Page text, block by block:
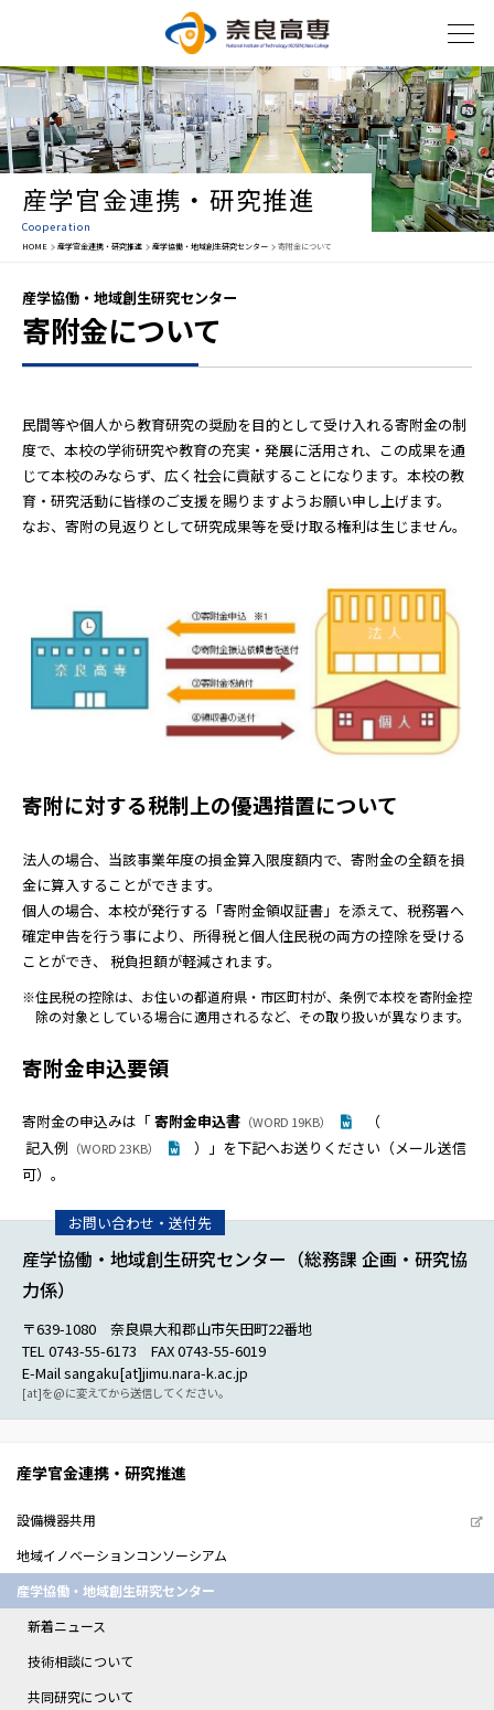
産学官金連携・研究推進
Cooperation
HOME 産学官金連携・研究推進 産学協働・地域創生研究センター 寄附金について
産学協働・地域創生研究センター
寄附金について
民間等や個人から教育研究の奨励を目的として受け入れる寄附金の制
度で、本校の学術研究や教育の充実・発展に活用され、この成果を通
じて本校のみならず、広く社会に貢献することになります。本校の教
育・研究活動に皆様のご支援を賜りますようお願い申し上げます。
なお、寄附の見返りとして研究成果等を受け取る権利は生じません。
寄附に対する税制上の優遇措置について
法人の場合、当該事業年度の損金算入限度額内で、寄附金の全額を損
金に算入することができます。
個人の場合、本校が発行する「寄附金領収証書」を添えて、税務署へ
確定申告を行う事により、所得税と個人住民税の両方の控除を受ける
ことができ、 税負担額が軽減されます。
※住民税の控除は、お住いの都道府県・市区町村が、条例で本校を寄附金控
除の対象としている場合に適用されるなど、その取り扱いが異なります。
寄附金申込要領
寄附金の申込みは「寄附金申込書 （WORD 19KB）
（
記入例 （WORD 23KB）
）」を下記へお送りください（メール送信
可）。
産学協働・地域創生研究センター（総務課 企画・研究協
力係）
〒639-1080 奈良県大和郡山市矢田町22番地
TEL 0743-55-6173 FAX 0743-55-6019
E-Mail sangaku[at]jimu.nara-k.ac.jp
[at]を@に変えてから送信してください。
産学官金連携・研究推進
設備機器共用
地域イノベーションコンソーシアム
産学協働・地域創生研究センター
新着ニュース
技術相談について
共同研究について